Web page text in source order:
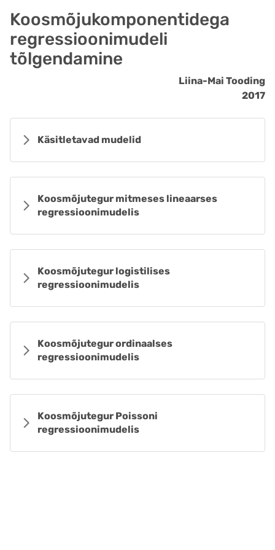
Koosmõjukomponentidega
regressioonimudeli
tõlgendamine
Liina-Mai Tooding
2017
Käsitletavad mudelid
Koosmõjutegur mitmeses lineaarses
regressioonimudelis
Koosmõjutegur logistilises
regressioonimudelis
Koosmõjutegur ordinaalses
regressioonimudelis
Koosmõjutegur Poissoni
regressioonimudelis